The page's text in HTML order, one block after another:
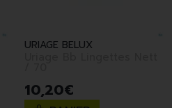
URIAGE BELUX
10,20€